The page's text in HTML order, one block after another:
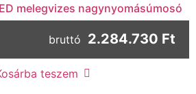
melegvizes nagynyomásúmosó
bruttó 2.284.730 Ft
teszem